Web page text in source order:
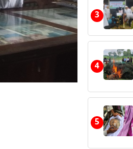
3
4
5